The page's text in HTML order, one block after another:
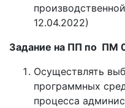
12.04.2022)
Задание на ПП по ПМ
Осуществлять
программных
процесса